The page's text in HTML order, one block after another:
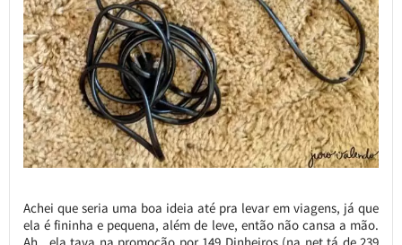
Achei que seria uma boa ideia até pra levar em viagens, já que
ela é fininha e pequena, além de leve, então não cansa a mão.